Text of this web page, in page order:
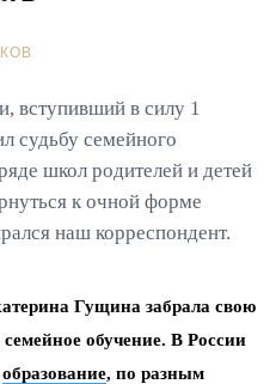
вступивший в силу 1
судьбу семейного
школ родителей и детей
к очной форме
наш корреспондент.
Гущина забрала свою
обучение. В России
образование, по разным